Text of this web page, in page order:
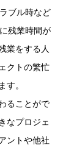
ブル時など
残業時間が
業をする人
クトの繁忙
す。
ることがで
なプロジェ
ントや他社